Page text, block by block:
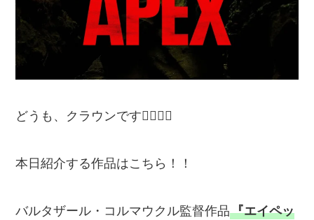
どうも、クラウンです🙋‍♂️🙋‍♂️
本日紹介する作品はこちら！！
バルタザール・コルマウクル監督作品『エイペッ